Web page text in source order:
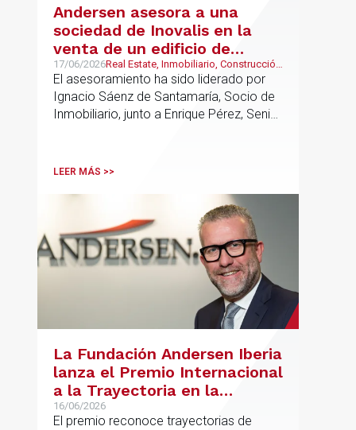
Andersen asesora a una
sociedad de Inovalis en la
venta de un edificio de
oficinas arrendado a Konecta
en Alcobendas
17/06/2026Real Estate, Inmobiliario, Construcción
y Urbanismo
El asesoramiento ha sido liderado por
Ignacio Sáenz de Santamaría, Socio de
Inmobiliario, junto a Enrique Pérez, Senior
LEER MÁS >>
La Fundación Andersen Iberia
lanza el Premio Internacional
a la Trayectoria en la
Promoción de la Educación
16/06/2026
El premio reconoce trayectorias de